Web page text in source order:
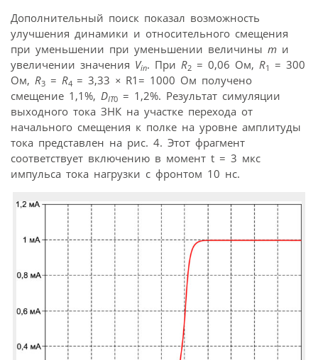
Дополнительный поиск показал возможность
улучшения динамики и относительного смещения
при уменьшении при уменьшении величины m и
увеличении значения Vin. При R2 = 0,06 Ом, R1
= 300
Ом, R3 = R4 = 3,33 × R1= 1000 Ом получено
смещение 1,1%, DIT0 = 1,2%. Результат симуляции
выходного тока ЗНК на участке перехода от
начального смещения к полке на уровне амплитуды
тока представлен на рис. 4. Этот фрагмент
соответствует включению в момент t = 3 мкс
импульса тока нагрузки с фронтом 10 нс.